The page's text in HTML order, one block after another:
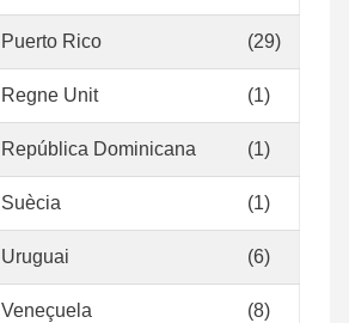
Puerto Rico (29)
Regne Unit (1)
República Dominicana (1)
Suècia (1)
Uruguai (6)
Veneçuela (8)